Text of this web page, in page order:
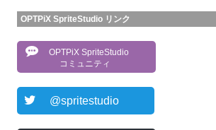
OPTPiX SpriteStudio リンク
OPTPiX SpriteStudio
コミュニティ
@spritestudio